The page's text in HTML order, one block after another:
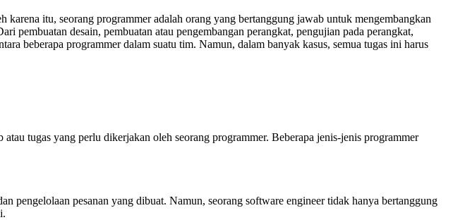
itu, seorang programmer adalah orang yang bertanggung jawab untuk mengembangkan
pembuatan desain, pembuatan atau pengembangan perangkat, pengujian pada perangkat,
beberapa programmer dalam suatu tim. Namun, dalam banyak kasus, semua tugas ini harus
tugas yang perlu dikerjakan oleh seorang programmer. Beberapa jenis-jenis programmer
pengelolaan pesanan yang dibuat. Namun, seorang software engineer tidak hanya bertanggung